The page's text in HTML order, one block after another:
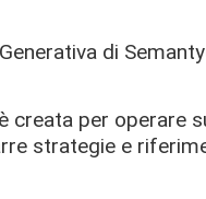
di
creata per operare
strategie e